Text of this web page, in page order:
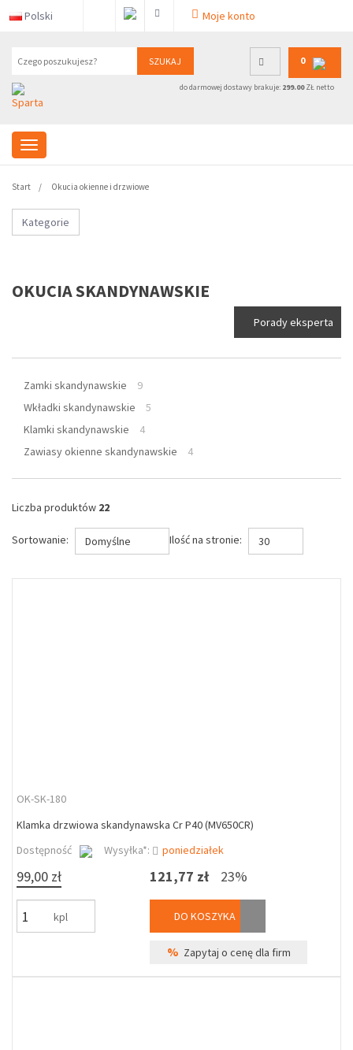
Polski Moje konto
SZUKAJ 0
do darmowej dostawy brakuje: 299.00ZŁ netto
Start Okucia okienne i drzwiowe
Kategorie
OKUCIA SKANDYNAWSKIE
Porady eksperta
Zamki skandynawskie
9
Wkładki skandynawskie
5
Klamki skandynawskie
4
Zawiasy okienne skandynawskie
4
Liczba produktów 22
Sortowanie: Domyślne Ilość na stronie: 30
OK-SK-180
Klamka drzwiowa skandynawska Cr P40 (MV650CR)
Dostępność
Wysyłka*: poniedziałek
99,00 zł
kpl
121,77 zł 23%
DO KOSZYKA
% Zapytaj o cenę dla firm